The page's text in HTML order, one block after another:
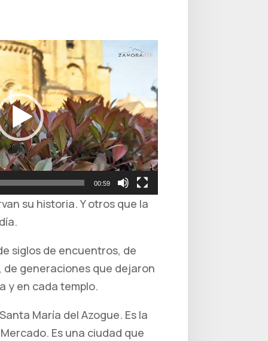
00:59
su historia. Y otros que la
siglos de encuentros, de
de generaciones que dejaron
y en cada templo.
María del Azogue. Es la
Es una ciudad que